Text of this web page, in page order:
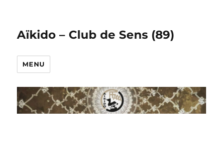
Aïkido – Club de Sens (89)
MENU